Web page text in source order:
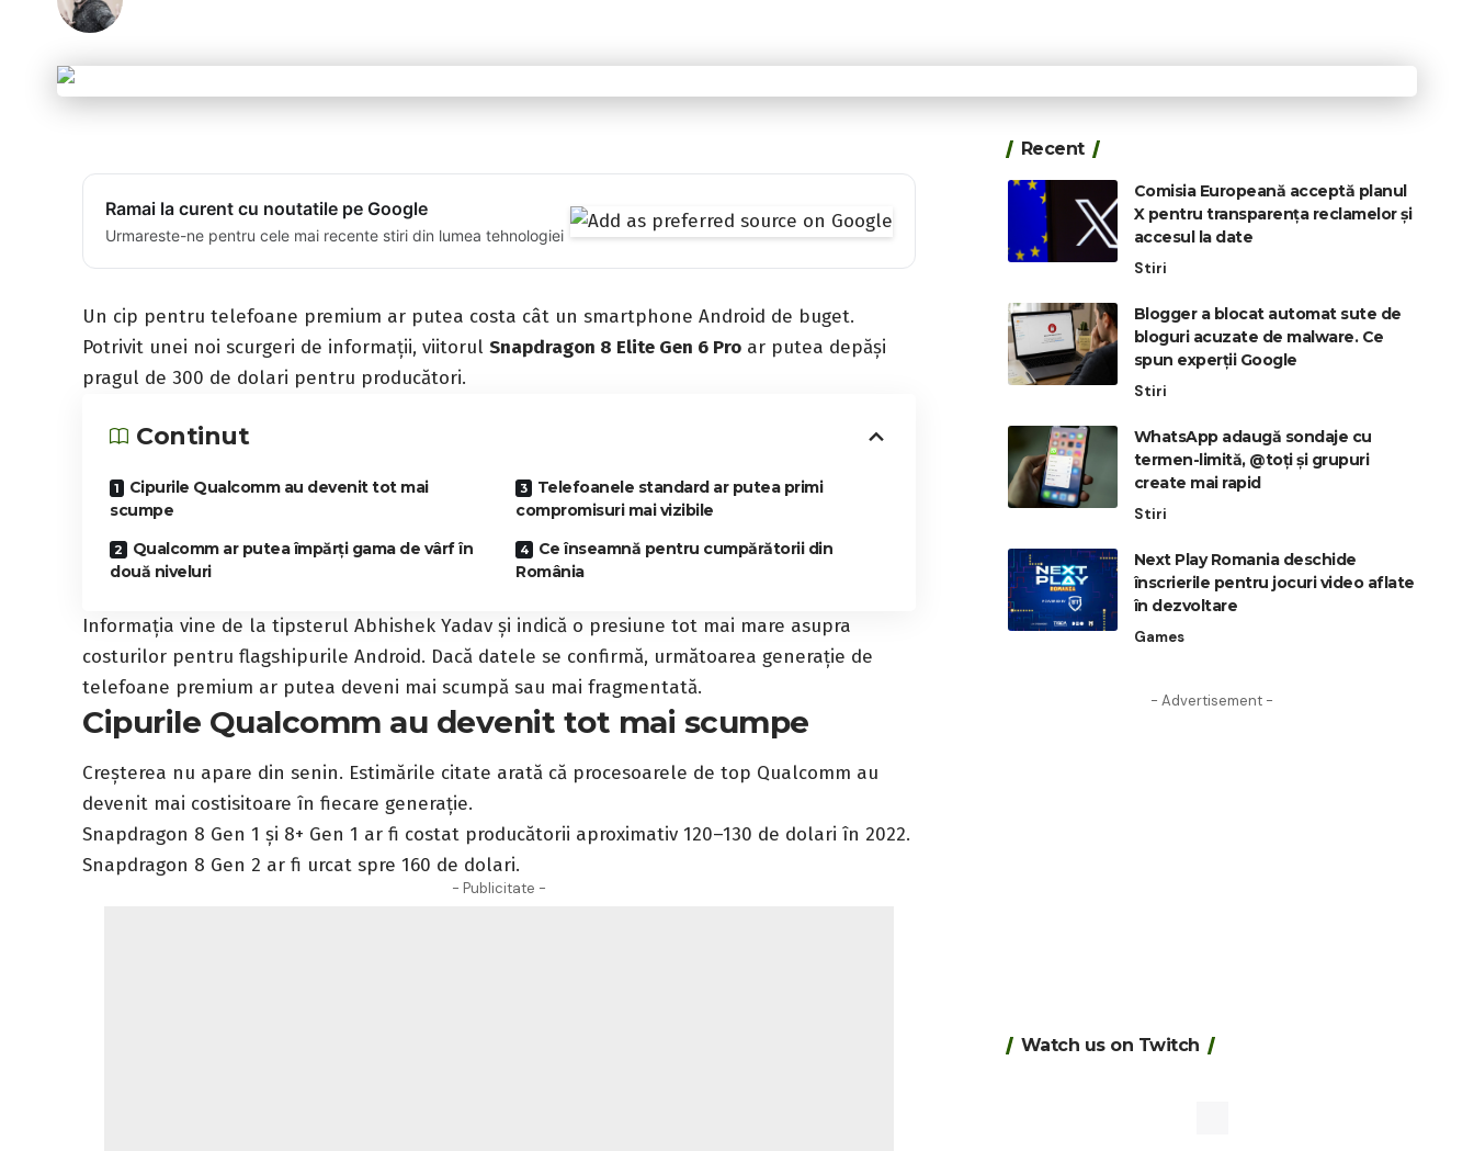
Last updated: 18/05/2026 13:37
Ramai la curent cu noutatile pe Google
Urmareste-ne pentru cele mai recente stiri din lumea tehnologiei
Un cip pentru telefoane premium ar putea costa cât un smartphone Android de buget.
Potrivit unei noi scurgeri de informații, viitorulSnapdragon 8 Elite Gen 6 Pro ar putea depăși
pragul de 300 de dolari pentru producători.
Continut
Cipurile Qualcomm au devenit tot mai
scumpe
Qualcomm ar putea împărți gama de vârf în
două niveluri
Telefoanele standard ar putea primi
compromisuri mai vizibile
Ce înseamnă pentru cumpărătorii din
România
Informația vine de la tipsterul Abhishek Yadav și indică o presiune tot mai mare asupra
costurilor pentru flagshipurile Android. Dacă datele se confirmă, următoarea generație de
telefoane premium ar putea deveni mai scumpă sau mai fragmentată.
Cipurile Qualcomm au devenit tot mai scumpe
Creșterea nu apare din senin. Estimările citate arată că procesoarele de top Qualcomm au
devenit mai costisitoare în fiecare generație.
Snapdragon 8 Gen 1 și 8+ Gen 1 ar fi costat producătorii aproximativ 120–130 de dolari în 2022.
Snapdragon 8 Gen 2 ar fi urcat spre 160 de dolari.
- Publicitate -
Recent
Comisia Europeană acceptă planul
X pentru transparența reclamelor și
accesul la date
Stiri
Blogger a blocat automat sute de
bloguri acuzate de malware. Ce
spun experții Google
Stiri
WhatsApp adaugă sondaje cu
termen-limită, @toți și grupuri
create mai rapid
Stiri
Next Play Romania deschide
înscrierile pentru jocuri video aflate
în dezvoltare
Games
- Advertisement -
Watch us on Twitch